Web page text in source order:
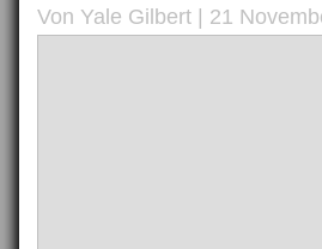
Von Yale Gilbert | 21